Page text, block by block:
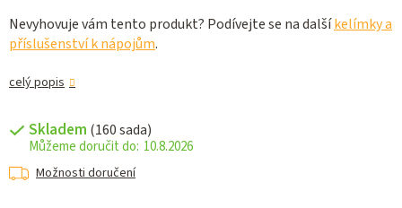
Nevyhovuje vám tento produkt? Podívejte se na dalšíkelímky a
příslušenství k nápojům.
celý popis
Skladem (160 sada)
10.8.2026
Možnosti doručení